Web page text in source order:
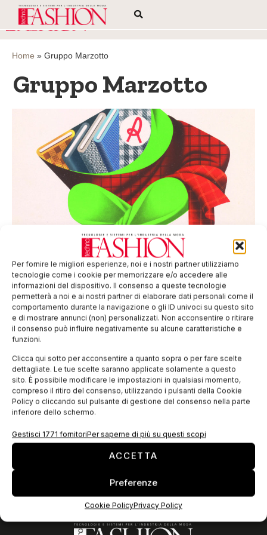
Per fornire le migliori esperienze, noi e i nostri partner utilizziamo
tecnologie come i cookie per memorizzare e/o accedere alle
informazioni del dispositivo. Il consenso a queste tecnologie
permetterà a noi e ai nostri partner di elaborare dati personali come il
comportamento durante la navigazione o gli ID univoci su questo sito
e di mostrare annunci (non) personalizzati. Non acconsentire o ritirare
il consenso può influire negativamente su alcune caratteristiche e
funzioni.
Clicca qui sotto per acconsentire a quanto sopra o per fare scelte
dettagliate. Le tue scelte saranno applicate solamente a questo
sito. È possibile modificare le impostazioni in qualsiasi momento,
compreso il ritiro del consenso, utilizzando i pulsanti della Cookie
Policy o cliccando sul pulsante di gestione del consenso nella parte
inferiore dello schermo.
Gestisci 1771 fornitoriPer saperne di più su questi scopi
ACCETTA
Preferenze
Cookie PolicyPrivacy Policy
Home » Gruppo Marzotto
Gruppo Marzotto
Una mostra per i 200 anni di Lanerossi
Il Gruppo Marzotto e Filivivi celebrano il bicentenario di
Lanerossi, fondata da Francesco Rossi a Schio, con la mostra
“Il filo rosso delle idee. Lanerossi 200 anni” che si terrà
EDICOLA WEB